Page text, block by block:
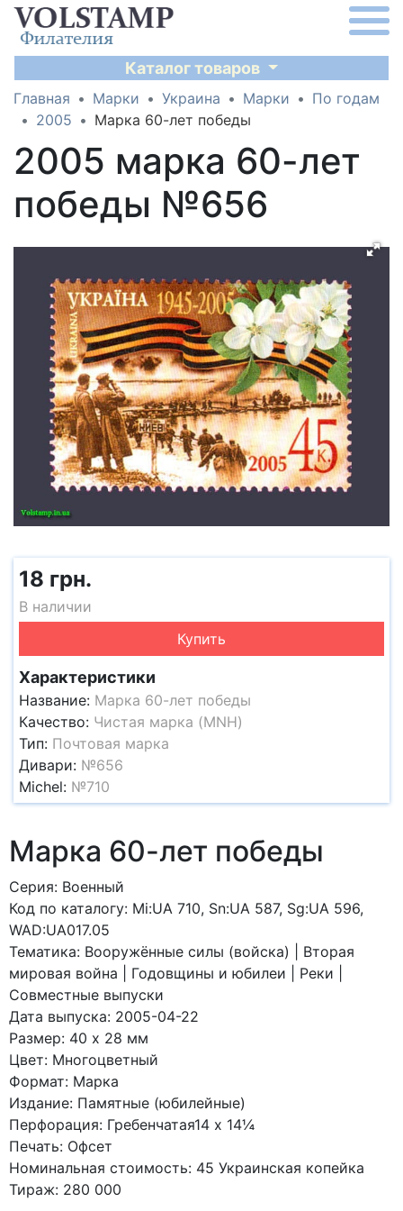
Каталог товаров
Главная Марки Украина Марки
По годам
2005
Марка 60-лет победы
2005 марка 60-лет
победы №656
18 грн.
В наличии
Купить
Характеристики
Название: Марка 60-лет победы
Качество: Чистая марка (MNH)
Тип: Почтовая марка
Дивари: №656
Michel: №710
Марка 60-лет победы
Серия: Военный
Код по каталогy: Mi:UA 710, Sn:UA 587, Sg:UA 596,
WAD:UA017.05
Тематика: Вооружённые силы (войска) | Вторая
мировая война | Годовщины и юбилеи | Реки |
Совместные выпуски
Дата выпуска: 2005-04-22
Размер: 40 x 28 мм
Цвет: Многоцветный
Формат: Марка
Издание: Памятные (юбилейные)
Перфорация: Гребенчатая14 x 14¼
Печать: Офсет
Номинальная стоимость: 45 Украинская копейка
Тираж: 280 000